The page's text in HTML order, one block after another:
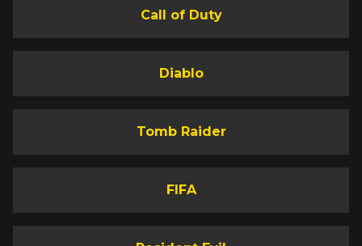
Call of Duty
Diablo
Tomb Raider
FIFA